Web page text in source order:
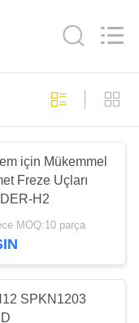
272
166
için Mükemmel
Freze Uçları
H2
MOQ:10 parça
SPKN1203